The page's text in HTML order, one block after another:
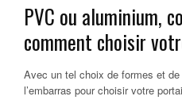
PVC ou aluminium,
comment choisir
Avec un tel choix de formes et
l’embarras pour choisir votre